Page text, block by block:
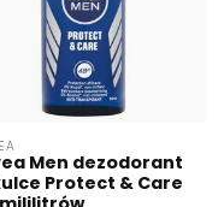
Men dezodorant
Protect & Care